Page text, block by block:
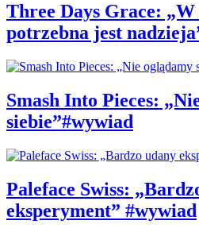
Three Days Grace:
potrzebna jest
Smash Into Pieces:
siebie”#wywiad
Paleface Swiss:
eksperyment” #wywiad